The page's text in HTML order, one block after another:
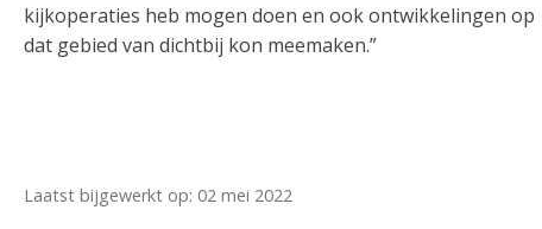
kijkoperaties heb mogen doen en ook ontwikkelingen op
dat gebied van dichtbij kon meemaken.”
Laatst bijgewerkt op: 02 mei 2022